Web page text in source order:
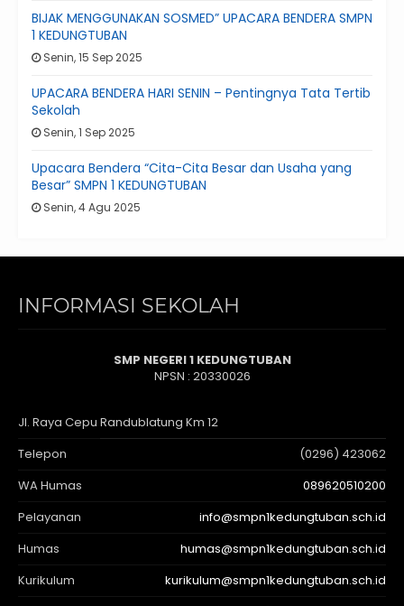
BIJAK MENGGUNAKAN SOSMED” UPACARA BENDERA SMPN
1 KEDUNGTUBAN
Senin, 15 Sep 2025
UPACARA BENDERA HARI SENIN – Pentingnya Tata Tertib
Sekolah
Senin, 1 Sep 2025
Upacara Bendera “Cita-Cita Besar dan Usaha yang
Besar” SMPN 1 KEDUNGTUBAN
Senin, 4 Agu 2025
INFORMASI SEKOLAH
SMP NEGERI 1 KEDUNGTUBAN
NPSN : 20330026
Jl. Raya Cepu Randublatung Km 12
Telepon
(0296) 423062
WA Humas
089620510200
Pelayanan
info@smpn1kedungtuban.sch.id
Humas
humas@smpn1kedungtuban.sch.id
Kurikulum
kurikulum@smpn1kedungtuban.sch.id